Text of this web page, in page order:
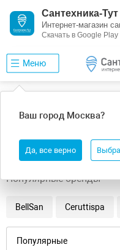
Сантехника-Тут
Интернет-магазин
Скачать в Google Play
Меню
Ваш город Москва?
Да, все верно
10 ванны
Применить
Популярные бренды
BellSan Ceruttispa